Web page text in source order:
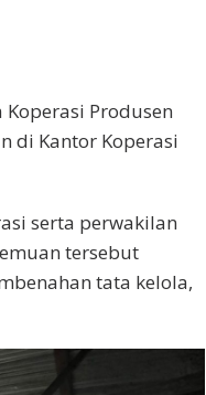
Koperasi Produsen
di Kantor Koperasi
serta perwakilan
tersebut
tata kelola,